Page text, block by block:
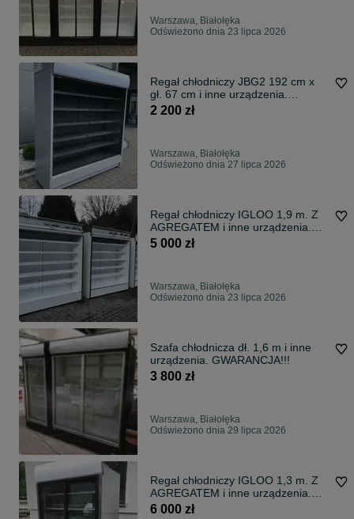
Warszawa, Białołęka
Odświeżono dnia 23 lipca 2026
Regał chłodniczy JBG2 192 cm x
gł. 67 cm i inne urządzenia.
GWARANCJA!
2 200 zł
Warszawa, Białołęka
Odświeżono dnia 27 lipca 2026
Regał chłodniczy IGLOO 1,9 m. Z
AGREGATEM i inne urządzenia.
GWARANCJA
5 000 zł
Warszawa, Białołęka
Odświeżono dnia 23 lipca 2026
Szafa chłodnicza dł. 1,6 m i inne
urządzenia. GWARANCJA!!!
3 800 zł
Warszawa, Białołęka
Odświeżono dnia 29 lipca 2026
Regał chłodniczy IGLOO 1,3 m. Z
AGREGATEM i inne urządzenia.
GWARANCJA
6 000 zł